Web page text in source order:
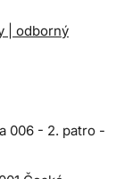
| odborný
006 - 2. patro -